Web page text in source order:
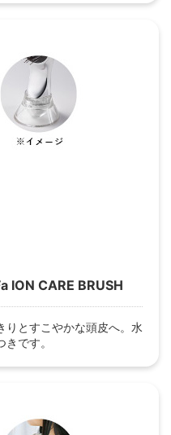
ION CARE BRUSH
りとすこやかな頭皮へ。水
です。